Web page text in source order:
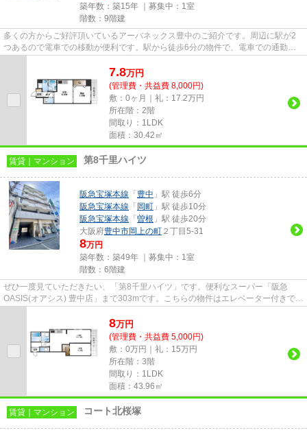
築年数：築15年 ｜募集中： 1室
階数：9階建
多くの方からご好評頂いているアーバネックス豊中のご紹介です。周辺に駅が2
つあるので電車での移動が便利です。駅から徒歩6分の物件で、電車での通勤に
7.8万円
(管理費・共益費 8,000円)
敷：0ヶ月｜礼：17.2万円
所在階：2階
間取り：1LDK
面積：30.42㎡
賃貸｜マンション 第8千里ハイツ
阪急宝塚本線 「 豊中 」駅 徒歩6分
阪急宝塚本線 「 岡町 」駅 徒歩10分
阪急宝塚本線 「 曽根 」駅 徒歩20分
大阪府豊中市岡上の町 ２丁目5-31
8万円
築年数：築49年 ｜募集中： 1室
階数：6階建
ぜひ一度見ていただきたい、「第8千里ハイツ」です。便利なスーパー「阪急
OASIS(オアシス) 豊中店」まで303mです。こちらの物件はエレベーター付きで
8万円
(管理費・共益費 5,000円)
敷：0万円｜礼：15万円
所在階：3階
間取り：1LDK
面積：43.96㎡
賃貸｜マンション コート北桜塚